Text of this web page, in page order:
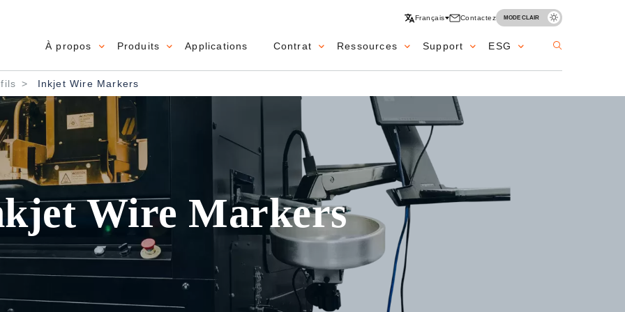
Français Contactez MODE CLAIR
Main navigation
À propos Produits Applications Contrat Ressources Support ESG
Inkjet Wire Markers
Wire Markers